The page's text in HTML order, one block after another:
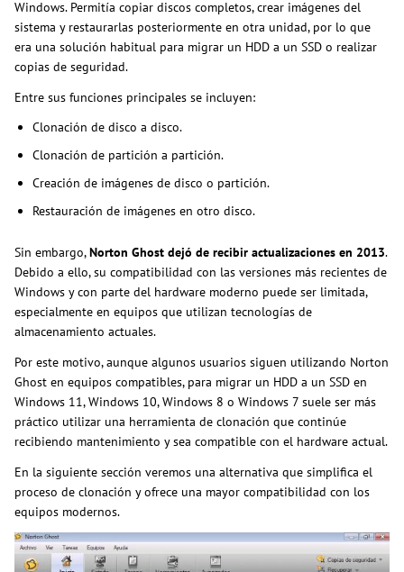
Windows. Permitía copiar discos completos, crear imágenes del
sistema y restaurarlas posteriormente en otra unidad, por lo que
era una solución habitual para migrar un HDD a un SSD o realizar
copias de seguridad.
Entre sus funciones principales se incluyen:
Clonación de disco a disco.
Clonación de partición a partición.
Creación de imágenes de disco o partición.
Restauración de imágenes en otro disco.
Sin embargo,Norton Ghost dejó de recibir actualizaciones en 2013.
Debido a ello, su compatibilidad con las versiones más recientes de
Windows y con parte del hardware moderno puede ser limitada,
especialmente en equipos que utilizan tecnologías de
almacenamiento actuales.
Por este motivo, aunque algunos usuarios siguen utilizando Norton
Ghost en equipos compatibles, para migrar un HDD a un SSD en
Windows 11, Windows 10, Windows 8 o Windows 7 suele ser más
práctico utilizar una herramienta de clonación que continúe
recibiendo mantenimiento y sea compatible con el hardware actual.
En la siguiente sección veremos una alternativa que simplifica el
proceso de clonación y ofrece una mayor compatibilidad con los
equipos modernos.